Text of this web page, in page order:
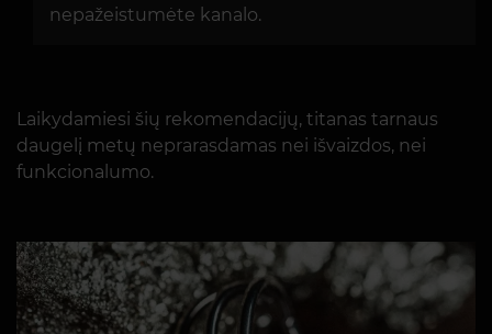
nepažeistumėte kanalo.
Laikydamiesi šių rekomendacijų, titanas tarnaus
daugelį metų neprarasdamas nei išvaizdos, nei
funkcionalumo.